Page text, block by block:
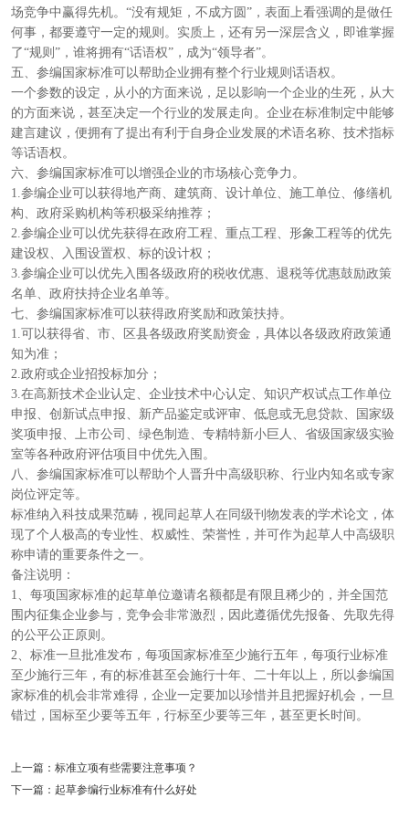
场竞争中赢得先机。“没有规矩，不成方圆”，表面上看强调的是做任
何事，都要遵守一定的规则。实质上，还有另一深层含义，即谁掌握
了“规则”，谁将拥有“话语权”，成为“领导者”。
五、参编国家标准可以帮助企业拥有整个行业规则话语权。
一个参数的设定，从小的方面来说，足以影响一个企业的生死，从大
的方面来说，甚至决定一个行业的发展走向。企业在标准制定中能够
建言建议，便拥有了提出有利于自身企业发展的术语名称、技术指标
等话语权。
六、参编国家标准可以增强企业的市场核心竞争力。
1.参编企业可以获得地产商、建筑商、设计单位、施工单位、修缮机
构、政府采购机构等积极采纳推荐；
2.参编企业可以优先获得在政府工程、重点工程、形象工程等的优先
建设权、入围设置权、标的设计权；
3.参编企业可以优先入围各级政府的税收优惠、退税等优惠鼓励政策
名单、政府扶持企业名单等。
七、参编国家标准可以获得政府奖励和政策扶持。
1.可以获得省、市、区县各级政府奖励资金，具体以各级政府政策通
知为准；
2.政府或企业招投标加分；
3.在高新技术企业认定、企业技术中心认定、知识产权试点工作单位
申报、创新试点申报、新产品鉴定或评审、低息或无息贷款、国家级
奖项申报、上市公司、绿色制造、专精特新小巨人、省级国家级实验
室等各种政府评估项目中优先入围。
八、参编国家标准可以帮助个人晋升中高级职称、行业内知名或专家
岗位评定等。
标准纳入科技成果范畴，视同起草人在同级刊物发表的学术论文，体
现了个人极高的专业性、权威性、荣誉性，并可作为起草人中高级职
称申请的重要条件之一。
备注说明：
1、每项国家标准的起草单位邀请名额都是有限且稀少的，并全国范
围内征集企业参与，竞争会非常激烈，因此遵循优先报备、先取先得
的公平公正原则。
2、标准一旦批准发布，每项国家标准至少施行五年，每项行业标准
至少施行三年，有的标准甚至会施行十年、二十年以上，所以参编国
家标准的机会非常难得，企业一定要加以珍惜并且把握好机会，一旦
错过，国标至少要等五年，行标至少要等三年，甚至更长时间。
上一篇：标准立项有些需要注意事项？
下一篇：起草参编行业标准有什么好处